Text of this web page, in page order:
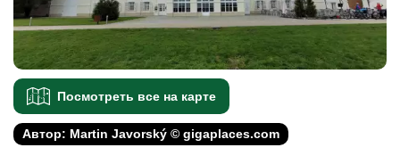
Посмотреть все на карте
Автор: Martin Javorský © gigaplaces.com